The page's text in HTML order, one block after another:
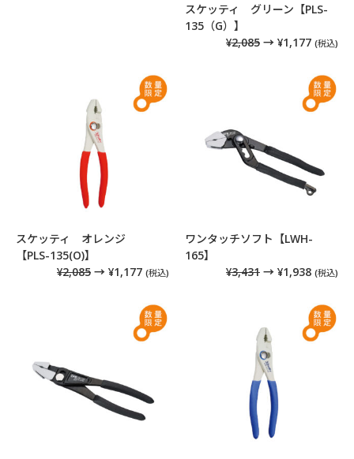
スケッティ グリーン【PLS-
135（G）】
¥2,085 → ¥1,177 (税込)
スケッティ オレンジ
【PLS-135(O)】
¥2,085 → ¥1,177 (税込)
ワンタッチソフト【LWH-
165】
¥3,431 → ¥1,938 (税込)